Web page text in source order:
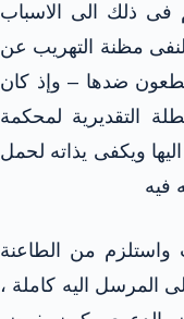
فى ذلك الى الاسباب
لنفى مظنة التهريب عن
ضدها – وإذ كان
التقديرية لمحكمة
ويكفى يذاته لحمل
فيه
واستلزم من الطاعنة
المرسل اليه كاملة ،